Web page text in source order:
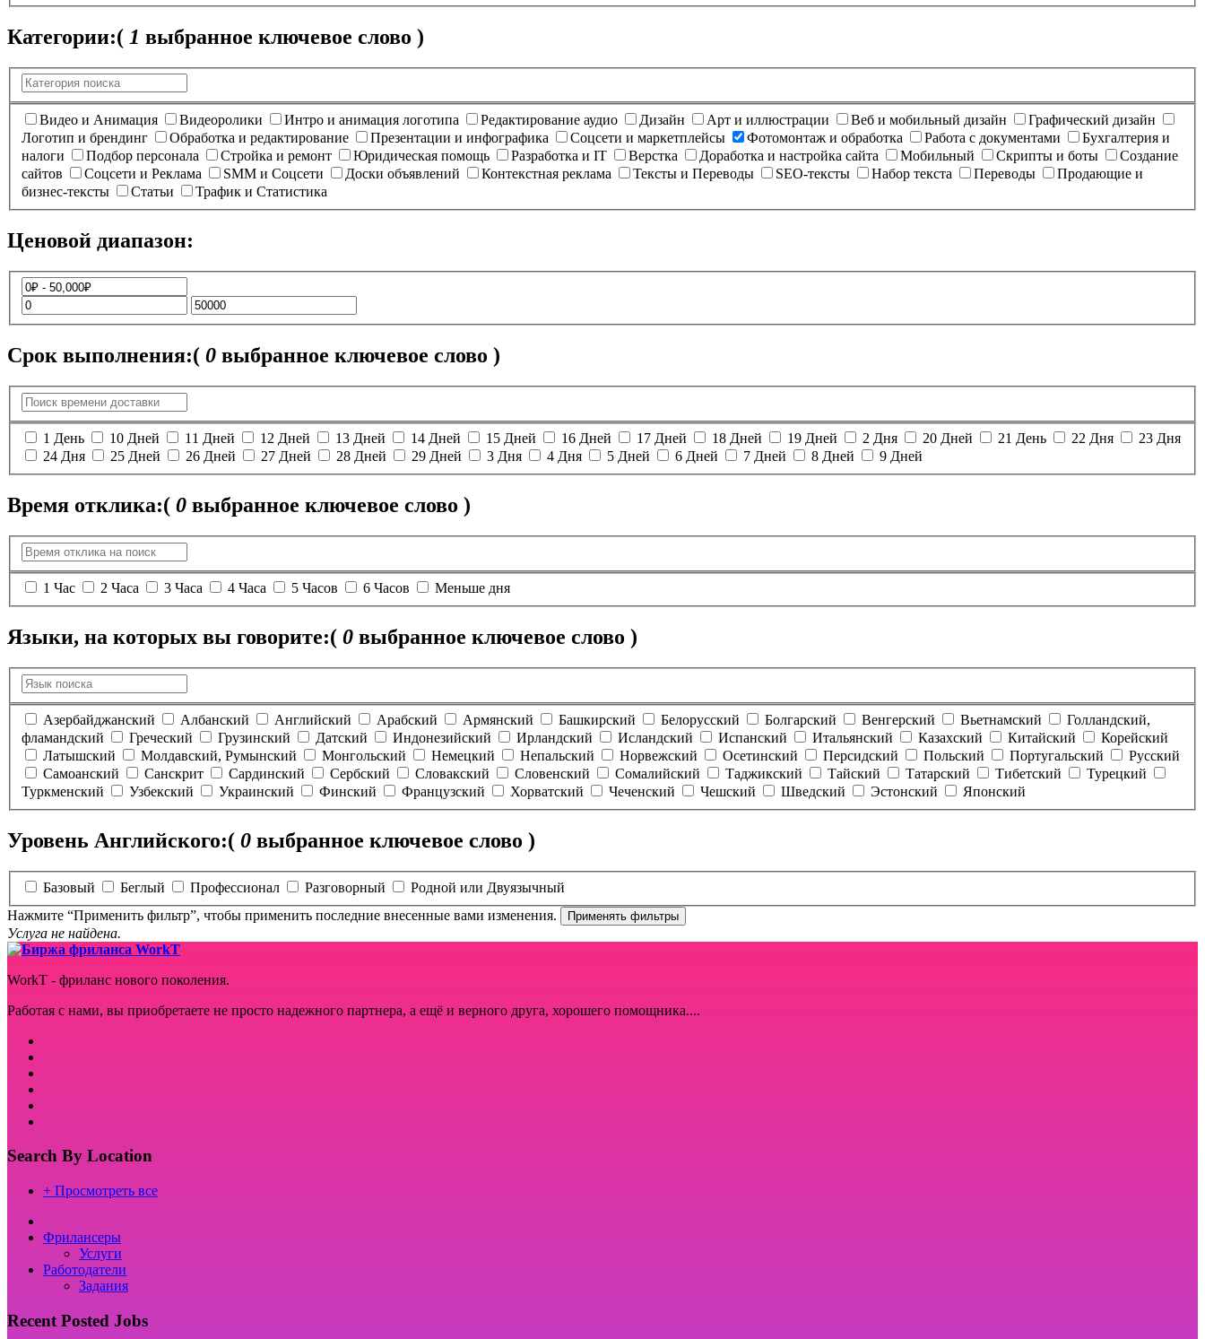
Категории:( 1 выбранное ключевое слово )
Видео и Анимация Видеоролики Интро и анимация логотипа Редактирование аудио Дизайн Арт и иллюстрации Веб и мобильный дизайн
Графический дизайн
Логотип и брендинг
Обработка и редактирование Презентации и инфографика Соцсети и маркетплейсы Фотомонтаж и обработка Работа с документами
Бухгалтерия и
налоги
Подбор персонала Стройка и ремонт Юридическая помощь Разработка и IT Верстка Доработка и настройка сайта Мобильный Скрипты и боты
Создание
сайтов
Соцсети и Реклама SMM и Соцсети Доски объявлений Контекстная реклама Тексты и Переводы SEO-тексты Набор текста Переводы
Продающие и
бизнес-тексты
Статьи Трафик и Статистика
Ценовой диапазон:
Срок выполнения:( 0 выбранное ключевое слово )
1 День 10 Дней 11 Дней 12 Дней 13 Дней 14 Дней 15 Дней 16 Дней 17 Дней 18 Дней 19 Дней 2 Дня 20 Дней 21 День 22 Дня
23 Дня
24 Дня
25 Дней 26 Дней 27 Дней 28 Дней 29 Дней 3 Дня 4 Дня 5 Дней 6 Дней 7 Дней 8 Дней 9 Дней
Время отклика:( 0 выбранное ключевое слово )
1 Час 2 Часа 3 Часа 4 Часа 5 Часов 6 Часов Меньше дня
Языки, на которых вы говорите:( 0 выбранное ключевое слово )
Азербайджанский Албанский Английский Арабский Армянский Башкирский Белорусский Болгарский Венгерский Вьетнамский
Голландский,
фламандский
Греческий Грузинский Датский Индонезийский Ирландский Исландский Испанский Итальянский Казахский Китайский
Корейский
Латышский
Молдавский, Румынский Монгольский Немецкий Непальский Норвежский Осетинский Персидский Польский Португальский
Русский
Самоанский
Санскрит Сардинский Сербский Словакский Словенский Сомалийский Таджикский Тайский Татарский Тибетский
Турецкий
Туркменский
Узбекский Украинский Финский Французский Хорватский Чеченский Чешский Шведский Эстонский Японский
Уровень Английского:( 0 выбранное ключевое слово )
Базовый Беглый Профессионал Разговорный
Родной или Двуязычный
Нажмите “Применить фильтр”, чтобы применить последние внесенные вами изменения.
Услуга не найдена.
WorkT - фриланс нового поколения.
Работая с нами, вы приобретаете не просто надежного партнера, а ещё и верного друга, хорошего помощника....
Search By Location
+ Просмотреть все
Фрилансеры
Услуги
Работодатели
Задания
Recent Posted Jobs